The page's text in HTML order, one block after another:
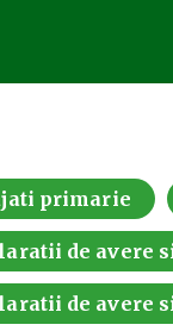
primarie
de avere
de avere